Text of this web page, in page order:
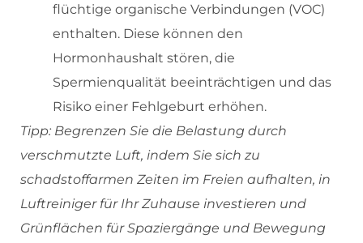
flüchtige organische Verbindungen (VOC)
enthalten. Diese können den
Hormonhaushalt stören, die
Spermienqualität beeinträchtigen und das
Risiko einer Fehlgeburt erhöhen.
Tipp: Begrenzen Sie die Belastung durch
verschmutzte Luft, indem Sie sich zu
schadstoffarmen Zeiten im Freien aufhalten, in
Luftreiniger für Ihr Zuhause investieren und
Grünflächen für Spaziergänge und Bewegung